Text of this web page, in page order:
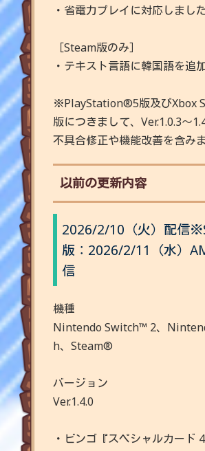
・ 省電力プレイに対応しまし
［Steam版のみ］
・テキスト言語に韓国語を追
※PlayStation®5版及びXbox
版につきまして、Ver.1.0.3～
不具合修正や機能改善を含み
以前の更新内容
2026/2/10（火）配信
版：2026/2/11（水）
信
機種
Nintendo Switch™ 2、
h、Steam®
バージョン
Ver.1.4.0
・ビンゴ『スペシャルカード